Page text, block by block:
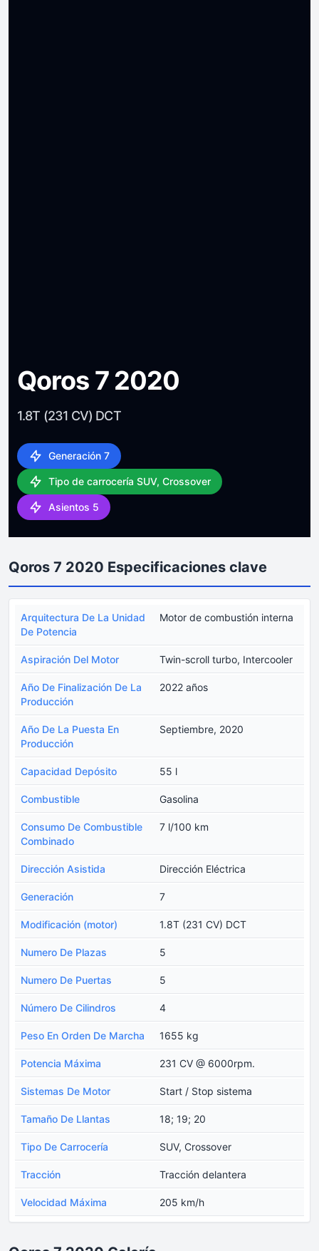
Qoros 7 2020
1.8T (231 CV) DCT
Generación 7
Tipo de carrocería SUV, Crossover
Asientos 5
Qoros 7 2020 Especificaciones clave
Arquitectura De La Unidad
De Potencia
Motor de combustión interna
Aspiración Del Motor Twin-scroll turbo, Intercooler
Año De Finalización De La
Producción
2022 años
Año De La Puesta En
Producción
Septiembre, 2020
Capacidad Depósito 55 l
Combustible Gasolina
Consumo De Combustible
Combinado
7 l/100 km
Dirección Asistida Dirección Eléctrica
Generación 7
Modificación (motor) 1.8T (231 CV) DCT
Numero De Plazas 5
Numero De Puertas 5
Número De Cilindros 4
Peso En Orden De Marcha 1655 kg
Potencia Máxima 231 CV @ 6000rpm.
Sistemas De Motor Start / Stop sistema
Tamaño De Llantas 18; 19; 20
Tipo De Carrocería SUV, Crossover
Tracción Tracción delantera
Velocidad Máxima 205 km/h